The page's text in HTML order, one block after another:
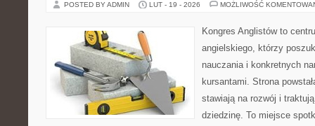
POSTED BY ADMIN LUT - 19 - 2026 MOŻLIWOŚĆ
Kongres Anglistów to
angielskiego, którzy
nauczania i konkretnych
kursantami. Strona
stawiają na rozwój i
dziedzinę. To miejsce